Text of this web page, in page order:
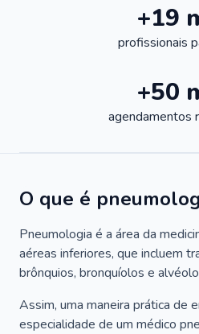
+19
profissionais
+50
agendamentos
O que é
Pneumologia é a área da
aéreas inferiores, que incluem
brônquios, bronquíolos e
Assim, uma maneira prática de
especialidade de um médico